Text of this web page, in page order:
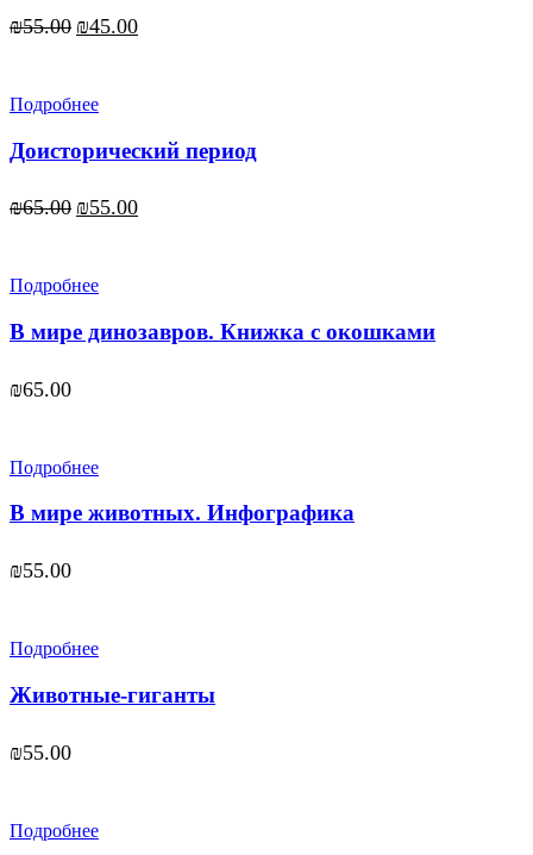
₪55.00 Первоначальная
₪45.00Текущая
Подробнее
Доисторический период
₪65.00 Первоначальная
₪55.00Текущая
Подробнее
В мире динозавров. Книжка с окошками
₪65.00
Подробнее
В мире животных. Инфографика
₪55.00
Подробнее
Животные-гиганты
₪55.00
Подробнее